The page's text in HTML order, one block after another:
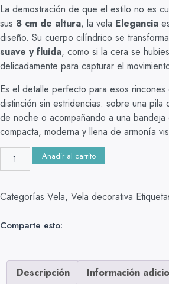
La demostración de que el estilo no es
sus 8 cm de altura, la vela Elegancia
diseño. Su cuerpo cilíndrico se
suave y fluida, como si la cera se
delicadamente para capturar el
Es el detalle perfecto para esos
distinción sin estridencias: sobre una pila
de noche o acompañando a una
compacta, moderna y llena de armonía
Añadir al carrito
Categorías Vela, Vela decorativa
Comparte esto:
Descripción Información